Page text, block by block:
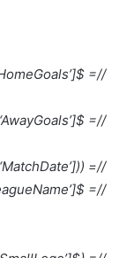
//= $match[‘HomeGoals’]; ?>
//= $match[‘AwayGoals’]; ?>
//= date(‘h:i A’, strtotime($match[‘MatchDate’])); ?>
//= $match[‘LeagueName’]; ?>